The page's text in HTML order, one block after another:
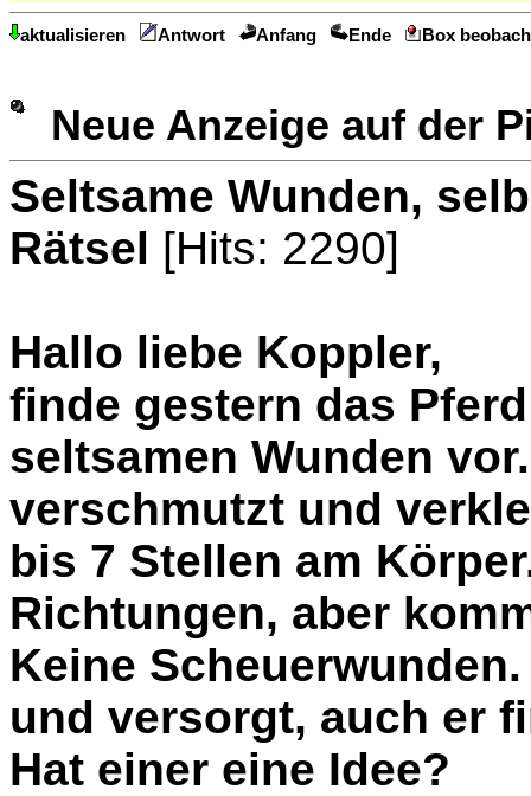
aktualisieren Antwort Anfang Ende Box
Neue Anzeige auf der
Seltsame Wunden,
Rätsel [Hits: 2290]
Hallo liebe Koppler,
finde gestern das
seltsamen Wunden
verschmutzt und
bis 7 Stellen am
Richtungen, aber
Keine
und versorgt, auch er
Hat einer eine Idee?